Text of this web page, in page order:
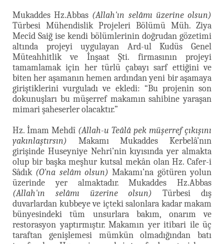
Mukaddes Hz.Abbas (Allah'ın selâmı üzerine olsun)
Türbesi Mühendislik Projeleri Bölümü Müh. Ziya
Mecîd Saiğ ise kendi bölümlerinin doğrudan gözetimi
altında projeyi uygulayan Ard-ul Kudüs Genel
Müteahhitlik ve İnşaat Şti. firmasının projeyi
tamamlamak için her türlü çabayı sarf ettiğini ve
biten her aşamanın hemen ardından yeni bir aşamaya
giriştiklerini vurguladı ve ekledi: “Bu projenin son
dokunuşları bu müşerref makamın sahibine yaraşan
mimari şaheserler olacaktır.”
Hz. İmam Mehdî (Allah-u Teâlâ pek müşerref çıkışını
yakınlaştırsın)
Makamı Mukaddes Kerbelâ’nın
girişinde Huseyniye Nehri’nin kıyısında yer almakta
olup bir başka meşhur kutsal mekân olan Hz. Cafer-i
Sâdık (O'na selâm olsun) Makamı’na götüren yolun
üzerinde yer almaktadır. Mukaddes Hz.Abbas
(Allah'ın selâmı üzerine olsun)
Türbesi dış
duvarlardan kubbeye ve içteki salonlara kadar makam
bünyesindeki tüm unsurlara bakım, onarım ve
restorasyon yaptırmıştır. Makamın yer itibari ile üç
taraftan genişlemesi mümkün olmadığından batı